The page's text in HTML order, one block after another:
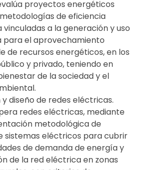
proyectos energéticos
de eficiencia
a la generación y uso
para el aprovechamiento
de recursos energéticos, en los
y privado, teniendo en
de la sociedad y el
diseño de redes eléctricas.
redes eléctricas, mediante
metodológica de
sistemas eléctricos para cubrir
de demanda de energía y
de la red eléctrica en zonas